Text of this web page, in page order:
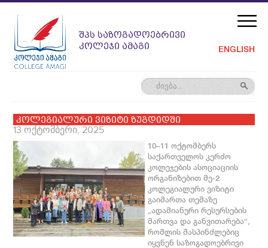
ᲨᲞᲡ ᲡᲐᲖᲝᲒᲐᲓᲝᲔᲑᲠᲘᲕᲘ
ᲙᲝᲚᲔᲯᲘ ᲐᲛᲐᲒᲘ
ENGLISH
კოლეგიალური ვიზიტი ზუგდიდში
13 ოქტომბერი, 2025
10–11 ოქტომბერს
საქართველოს კერძო
კოლეჯების ასოციაციის
ორგანიზებით მე-2
კოლეგიალური ვიზიტი
გაიმართა თემაზე
„ადამიანური რესურსების
მართვა და განვითარება“,
რომლის მასპინძლებიც
იყვნენ საზოგადოებრივი